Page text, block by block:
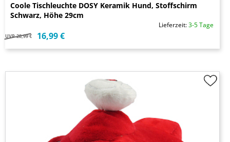
Coole Tischleuchte DOSY Keramik Hund, Stoffschirm
Schwarz, Höhe 29cm
Lieferzeit:3-5 Tage
UVP 28,99 € 16,99 €